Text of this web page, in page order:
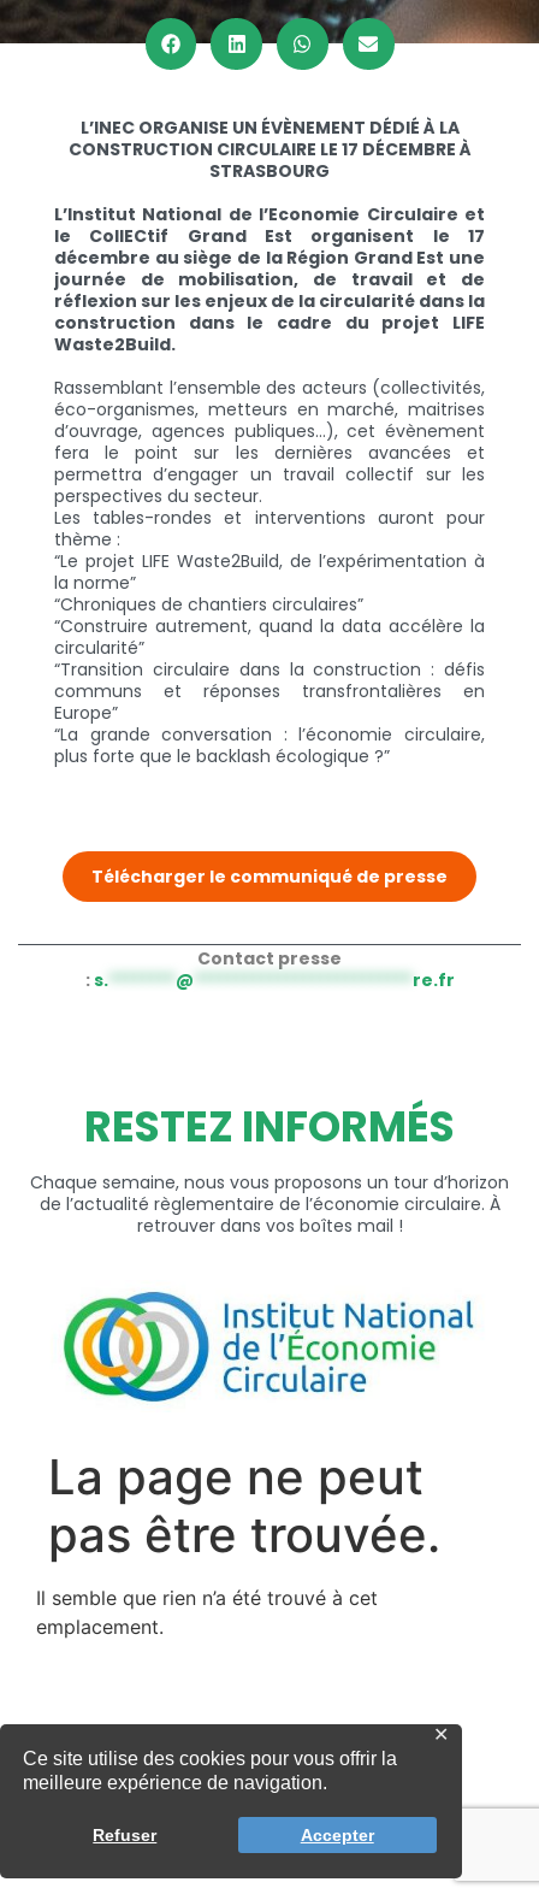
Ce site utilise des cookies pour vous offrir la
meilleure expérience de navigation.
Refuser Accepter
✕
L’INEC ORGANISE UN ÉVÈNEMENT DÉDIÉ À LA
CONSTRUCTION CIRCULAIRE LE 17 DÉCEMBRE À
STRASBOURG
L’Institut National de l’Economie Circulaire et
le CollECtif Grand Est organisent le 17
décembre au siège de la Région Grand Est une
journée de mobilisation, de travail et de
réflexion sur les enjeux de la circularité dans la
construction dans le cadre du projet LIFE
Waste2Build.
Rassemblant l’ensemble des acteurs (collectivités,
éco-organismes, metteurs en marché, maitrises
d’ouvrage, agences publiques…), cet évènement
fera le point sur les dernières avancées et
permettra d’engager un travail collectif sur les
perspectives du secteur.
Les tables-rondes et interventions auront pour
thème :
“Le projet LIFE Waste2Build, de l’expérimentation à
la norme”
“Chroniques de chantiers circulaires”
“Construire autrement, quand la data accélère la
circularité”
“Transition circulaire dans la construction : défis
communs et réponses transfrontalières en
Europe”
“La grande conversation : l’économie circulaire,
plus forte que le backlash écologique ?”
Télécharger le communiqué de presse
Contact presse
:s.******** @ ************************** re.fr
RESTEZ INFORMÉS
Chaque semaine, nous vous proposons un tour d’horizon
de l’actualité règlementaire de l’économie circulaire. À
retrouver dans vos boîtes mail !